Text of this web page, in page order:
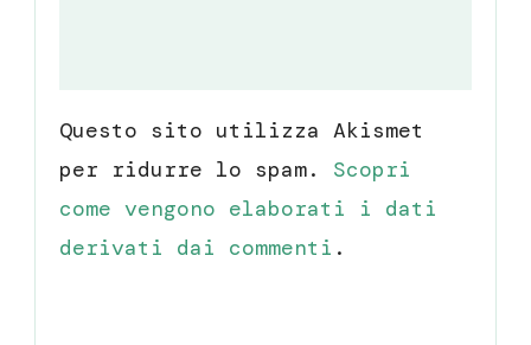
Questo sito utilizza Akismet
per ridurre lo spam. Scopri
come vengono elaborati i dati
derivati dai commenti .